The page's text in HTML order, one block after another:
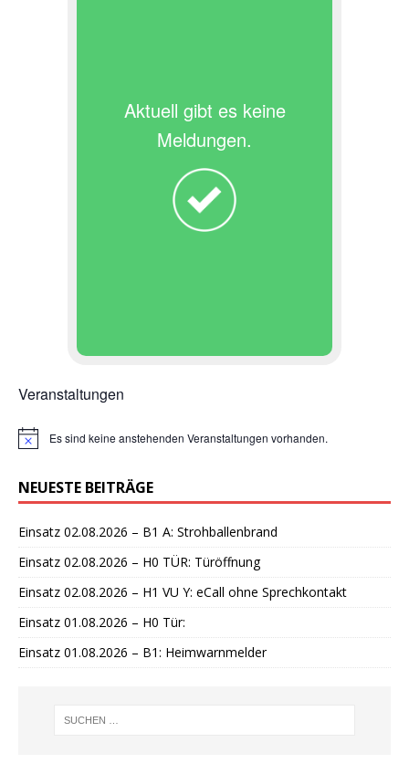
Aktuell gibt es keine
Meldungen.
Veranstaltungen
H
w
e
s
Es sind keine anstehenden Veranstaltungen vorhanden.
NEUESTE BEITRÄGE
Einsatz 02.08.2026 – B1 A: Strohballenbrand
Einsatz 02.08.2026 – H0 TÜR: Türöffnung
Einsatz 02.08.2026 – H1 VU Y: eCall ohne Sprechkontakt
Einsatz 01.08.2026 – H0 Tür:
Einsatz 01.08.2026 – B1: Heimwarnmelder